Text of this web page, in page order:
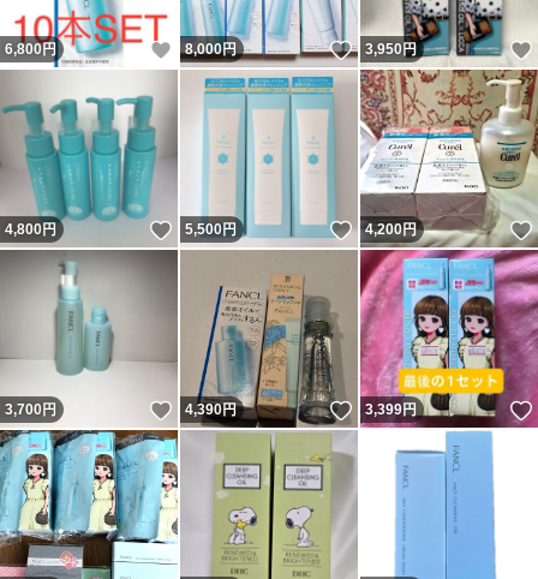
6,800円 いいね！
8,000円 いいね！
3,950円
4,800円 いいね！
5,500円 いいね！
4,200円
3,700 円 いいね！
4,390円 いいね！
3,399円